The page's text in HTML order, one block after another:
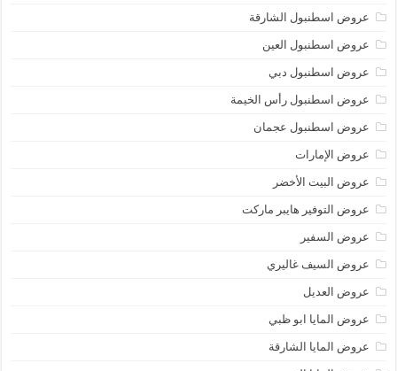
عروض اسطنبول الشارقة
عروض اسطنبول العين
عروض اسطنبول دبي
عروض اسطنبول رأس الخيمة
عروض اسطنبول عجمان
عروض الإمارات
عروض البيت الأخضر
عروض التوفير هايبر ماركت
عروض السفير
عروض السيف غاليري
عروض العديل
عروض المايا ابو ظبي
عروض المايا الشارقة